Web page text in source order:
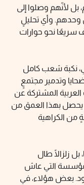
بل لأنّهم وصلوا إلى
وحدهم. وأي تحليلٍ
سريعًا نحو حوارات
نكبة شعب كامل
وتدمير مجتمعٍ
المشتركة عن
يحصل بهذا العمق من
من الكراهية
زلزالًا طال
التي عاش
بعض هؤلاء، في